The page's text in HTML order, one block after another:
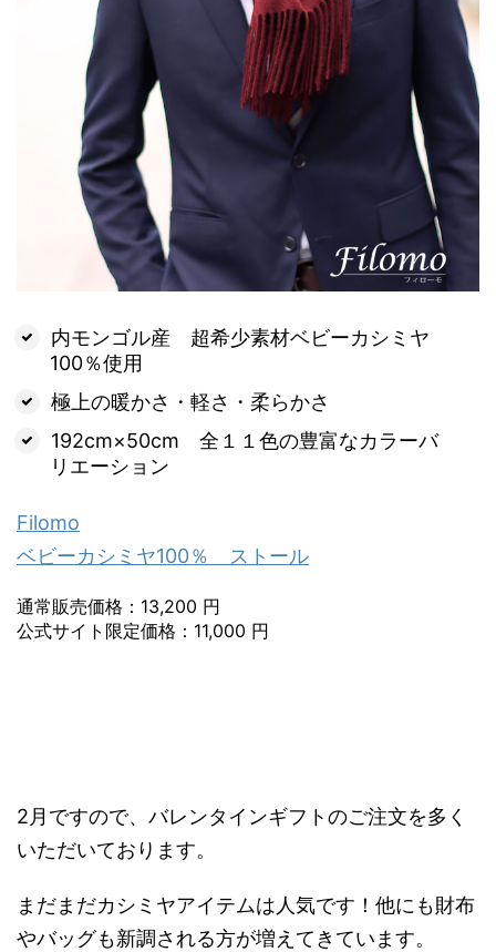
内モンゴル産 超希少素材ベビーカシミヤ
100％使用
極上の暖かさ・軽さ・柔らかさ
192cm×50cm 全１１色の豊富なカラーバ
リエーション
Filomo
ベビーカシミヤ100％ ストール
通常販売価格：13,200 円
公式サイト限定価格：11,000 円
2月ですので、バレンタインギフトのご注文を多く
いただいております。
まだまだカシミヤアイテムは人気です！他にも財布
やバッグも新調される方が増えてきています。